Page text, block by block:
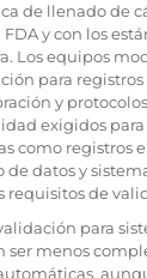
de llenado de
y con los
Los equipos
para registros
y
exigidos
como registros
datos y
requisitos de
para
menos